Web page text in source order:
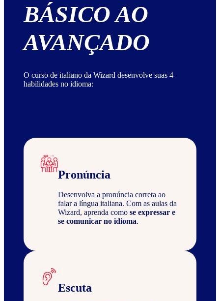
BÁSICO AO
AVANÇADO
O curso de italiano da Wizard desenvolve suas 4
habilidades no idioma:
Pronúncia
Desenvolva a pronúncia correta ao
falar a língua italiana. Com as aulas da
Wizard, aprenda como se expressar e
se comunicar no idioma.
Escuta